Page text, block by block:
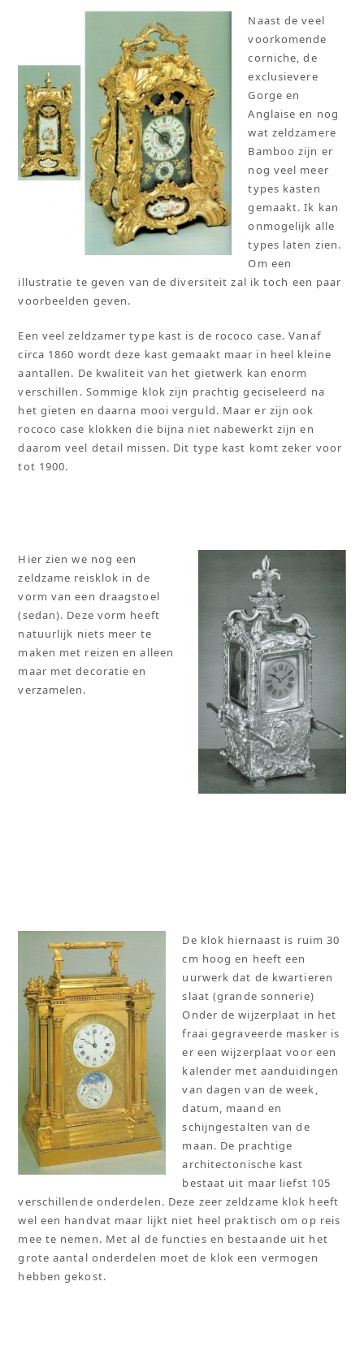
Naast de veel
voorkomende
corniche, de
exclusievere
Gorge en
Anglaise en nog
wat zeldzamere
Bamboo zijn er
nog veel meer
types kasten
gemaakt. Ik kan
onmogelijk alle
types laten zien.
Om een
illustratie te geven van de diversiteit zal ik toch een paar
voorbeelden geven.
Een veel zeldzamer type kast is de rococo case. Vanaf
circa 1860 wordt deze kast gemaakt maar in heel kleine
aantallen. De kwaliteit van het gietwerk kan enorm
verschillen. Sommige klok zijn prachtig geciseleerd na
het gieten en daarna mooi verguld. Maar er zijn ook
rococo case klokken die bijna niet nabewerkt zijn en
daarom veel detail missen. Dit type kast komt zeker voor
tot 1900.
Hier zien we nog een
zeldzame reisklok in de
vorm van een draagstoel
(sedan). Deze vorm heeft
natuurlijk niets meer te
maken met reizen en alleen
maar met decoratie en
verzamelen.
De klok hiernaast is ruim 30
cm hoog en heeft een
uurwerk dat de kwartieren
slaat (grande sonnerie)
Onder de wijzerplaat in het
fraai gegraveerde masker is
er een wijzerplaat voor een
kalender met aanduidingen
van dagen van de week,
datum, maand en
schijngestalten van de
maan. De prachtige
architectonische kast
bestaat uit maar liefst 105
verschillende onderdelen. Deze zeer zeldzame klok heeft
wel een handvat maar lijkt niet heel praktisch om op reis
mee te nemen. Met al de functies en bestaande uit het
grote aantal onderdelen moet de klok een vermogen
hebben gekost.